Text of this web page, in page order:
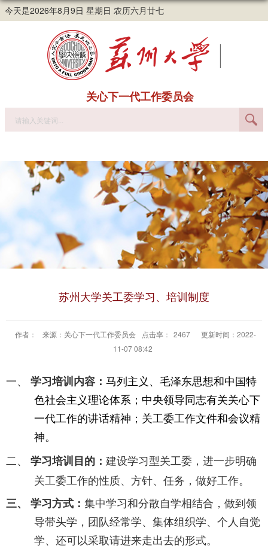
今天是2026年8月9日 星期日 农历六月廿七
关心下一代工作委员会
苏州大学关工委学习、培训制度
作者： 来源：关心下一代工作委员会 点击率： 2467
更新时间：2022-
11-07 08:42
一、 学习培训内容： 马列主义、毛泽东思想和中国特
色社会主义理论体系；中央领导同志有关关心下
一代工作的讲话精神；关工委工作文件和会议精
神。
二、 学习培训目的： 建设学习型关工委，进一步明确
关工委工作的性质、方针、任务，做好工作。
三、 学习方式： 集中学习和分散自学相结合，做到领
导带头学，团队经常学、集体组织学、个人自觉
学、还可以采取请进来走出去的形式。